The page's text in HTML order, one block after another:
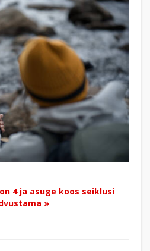
4 ja asuge koos seiklusi
»